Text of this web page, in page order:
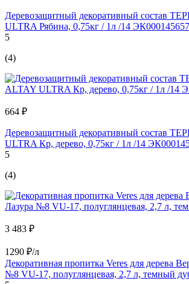
Деревозащитный декоративный состав
ULTRA Рябина, 0,75кг / 1л /14 ЭК000145657
5
(4)
664 ₽
Деревозащитный декоративный состав
ULTRA Кр, дерево, 0,75кг / 1л /14
5
(4)
3 483 ₽
1290 ₽/л
Декоративная пропитка Veres для дерева
№8 VU-17, полуглянцевая, 2,7 л, темный